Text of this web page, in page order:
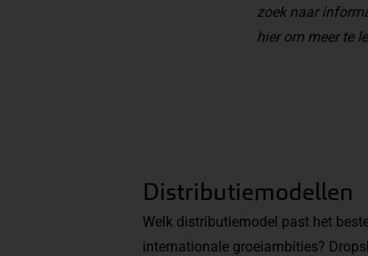
zoek naar
hierom meer te
Distributiemodellen
Welk distributiemodel past het
internationale groeiambities?